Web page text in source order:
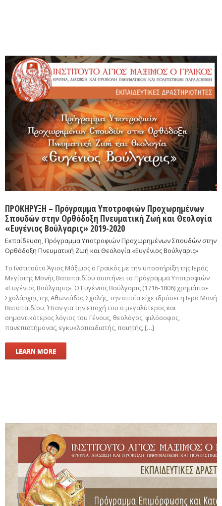
ΠΡΟΚΗΡΥΞΗ – Πρόγραμμα Υποτροφιών Προχωρημένων
Σπουδών στην Ορθόδοξη Πνευματική Ζωή και Θεολογία
«Ευγένιος Βούλγαρις» 2019-2020
Εκπαίδευση Πρόγραμμα Υποτροφιών Προχωρημένων Σπουδών στην
Ορθόδοξη Πνευματική Ζωή και Θεολογία «Ευγένιος Βούλγαρις»
To Iνστιτούτο Άγιος Μάξιμος ο Γραικός με την υποστήριξη της Ιεράς
Μεγίστης Μονής Βατοπαιδίου συστήνει το Πρόγραμμα Υποτροφιών
«Ευγένιος Βούλγαρις». O Ευγένιος Βούλγαρις (1716-1806) χρημάτισε
Σχολάρχης της Αθωνιάδος Σχολής, την οποία είχε ιδρύσει η Ιερά Μονή
Βατοπαιδίου. Ήταν για την εποχή του ο μεγαλύτερος και
σημαντικότερος λόγιος του Γένους, θεολόγος, φιλόσοφος,
πανεπιστήμονας, εγκυκλοπαιδιστής, ποιητής, […]
LEARN MORE